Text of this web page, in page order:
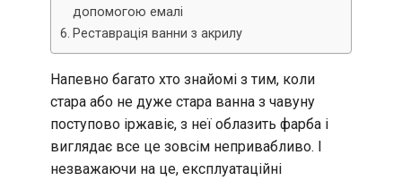
допомогою емалі
Реставрація ванни з акрилу
Напевно багато хто знайомі з тим, коли
стара або не дуже стара ванна з чавуну
поступово іржавіє, з неї облазить фарба і
виглядає все це зовсім непривабливо. І
незважаючи на це, експлуатаційні